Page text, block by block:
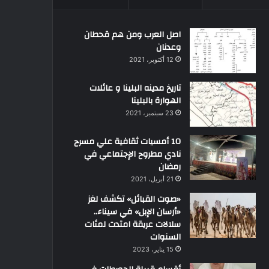
اصل العرب ومن هم قحطان
وعدنان
12 أكتوبر، 2021
تاريخ مدينه البلينا و عائلات
الهوارة بالبلينا
23 سبتمبر، 2021
10 أمسيات ثقافية علي مسرح
نادي مطروح الإجتماعي في
رمضان
21 أبريل، 2021
«صوت القبائل» تكشف لغز
«أرسان الإبل» في سيناء..
سلالات عريقة امتدت لمئات
السنوات
15 يناير، 2023